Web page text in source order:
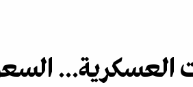
العسكرية...